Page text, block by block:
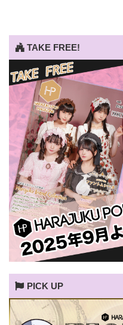
TAKE FREE!
PICK UP